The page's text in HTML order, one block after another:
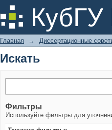
КубГУ
Искать
Главная → Диссертационные
Искать
Фильтры
Используйте фильтры для